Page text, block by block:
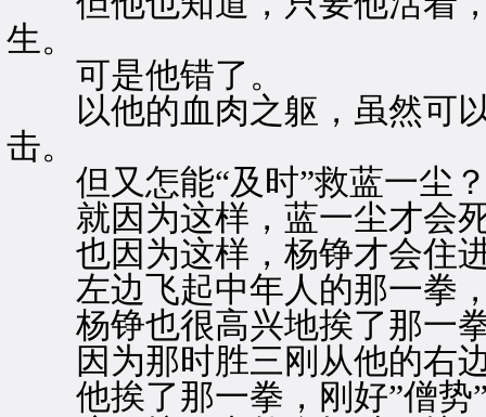
生。
可是他错了。
以他的血肉之躯，虽然可以
击。
但又怎能“及时”救蓝一尘
就因为这样，蓝一尘才会
也因为这样，杨铮才会住进
左边飞起中年人的那一拳，
杨铮也很高兴地挨了那一
因为那时胜三刚从他的右
他挨了那一拳，刚好”僧势”